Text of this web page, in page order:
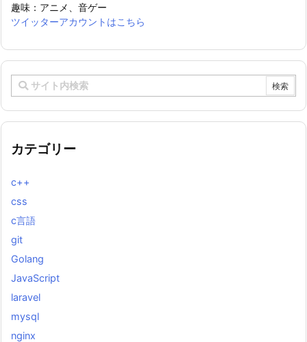
趣味：アニメ、音ゲー
ツイッターアカウントはこちら
カテゴリー
c++
css
c言語
git
Golang
JavaScript
laravel
mysql
nginx